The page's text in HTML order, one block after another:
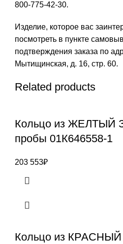
800-775-42-30.
Изделие, которое вас
посмотреть в пункте
подтверждения заказа по
Мытищинская, д. 16, стр. 60.
Related products
Кольцо из ЖЕЛТЫЙ
пробы 01К646558-1
203 553₽
Кольцо из